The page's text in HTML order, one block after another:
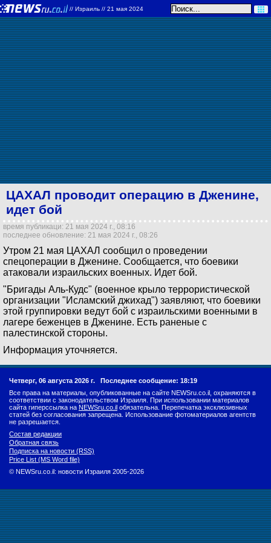
// Израиль // 21 мая 2024
ЦАХАЛ проводит операцию в Дженине,
идет бой
время публикаци: 21 мая 2024 г., 08:16
последнее обновление: 21 мая 2024 г., 08:26
Утром 21 мая ЦАХАЛ сообщил о проведении
спецоперации в Дженине. Сообщается, что боевики
атаковали израильских военных. Идет бой.
"Бригады Аль-Кудс" (военное крыло террористической
организации "Исламский джихад") заявляют, что боевики
этой группировки ведут бой с израильскими военными в
лагере беженцев в Дженине. Есть раненые с
палестинской стороны.
Информация уточняется.
Четверг, 06 августа 2026 г. Последнее сообщение: 18:19
Все права на материалы, опубликованные на сайте NEWSru.co.il, охраняются в
соответствии с законодательством Израиля. При использовании материалов
сайта гиперссылка на NEWSru.co.il обязательна. Перепечатка эксклюзивных
статей без согласования запрещена. Использование фотоматериалов агентств
не разрешается.
Состав редакции
Обратная связь
Подписка на новости (RSS)
Price List (MS Word file)
© NEWSru.co.il: новости Израиля 2005-2026